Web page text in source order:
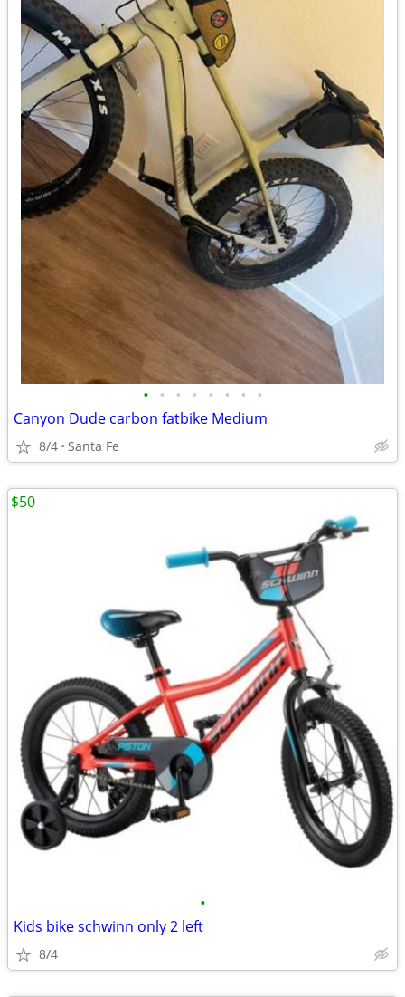
• • • • • • • •
Canyon Dude carbon fatbike Medium
8/4 Santa Fe
•
Kids bike schwinn only 2 left
8/4
$50